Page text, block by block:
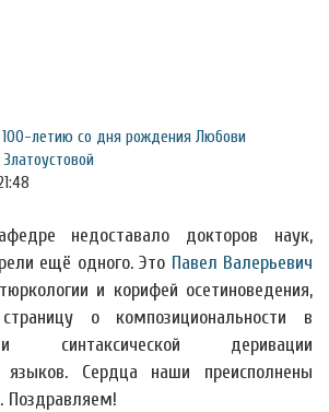
летию со дня рождения Любови
недоставало докторов наук,
ещё одного. Это Павел Валерьевич
и корифей осетиноведения,
о композициональности в
синтаксической деривации
языков. Сердца наши преисполнены
Поздравляем!